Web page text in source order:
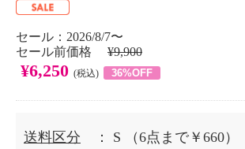
セール：2026/8/7〜
セール前価格 ¥9,900
¥6,250 (税込) 36%OFF
送料区分 ： S
（6点まで￥660）